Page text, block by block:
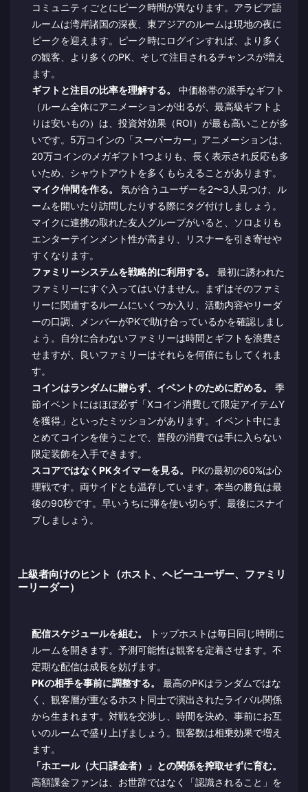
コミュニティごとにピーク時間が異なります。アラビア語
ルームは湾岸諸国の深夜、東アジアのルームは現地の夜に
ピークを迎えます。ピーク時にログインすれば、より多く
の観客、より多くのPK、そして注目されるチャンスが増え
ます。
ギフトと注目の比率を理解する。
中価格帯の派手なギフト
（ルーム全体にアニメーションが出るが、最高級ギフトよ
りは安いもの）は、投資対効果（ROI）が最も高いことが多
いです。5万コインの「スーパーカー」アニメーションは、
20万コインのメガギフト1つよりも、長く表示され反応も多
いため、シャウトアウトを多くもらえることがあります。
マイク仲間を作る。
気が合うユーザーを2〜3人見つけ、ル
ームを開いたり訪問したりする際にタグ付けしましょう。
マイクに連携の取れた友人グループがいると、ソロよりも
エンターテインメント性が高まり、リスナーを引き寄せや
すくなります。
ファミリーシステムを戦略的に利用する。
最初に誘われた
ファミリーにすぐ入ってはいけません。まずはそのファミ
リーに関連するルームにいくつか入り、活動内容やリーダ
ーの口調、メンバーがPKで助け合っているかを確認しまし
ょう。自分に合わないファミリーは時間とギフトを浪費さ
せますが、良いファミリーはそれらを何倍にもしてくれま
す。
コインはランダムに贈らず、イベントのために貯める。
季
節イベントにはほぼ必ず「Xコイン消費して限定アイテムY
を獲得」といったミッションがあります。イベント中にま
とめてコインを使うことで、普段の消費では手に入らない
限定装飾を入手できます。
スコアではなくPKタイマーを見る。
PKの最初の60%は心
理戦です。両サイドとも温存しています。本当の勝負は最
後の90秒です。早いうちに弾を使い切らず、最後にスナイ
プしましょう。
上級者向けのヒント（ホスト、ヘビーユーザー、ファミリ
ーリーダー）
配信スケジュールを組む。
トップホストは毎日同じ時間に
ルームを開きます。予測可能性は観客を定着させます。不
定期な配信は成長を妨げます。
PKの相手を事前に調整する。
最高のPKはランダムではな
く、観客層が重なるホスト同士で演出されたライバル関係
から生まれます。対戦を交渉し、時間を決め、事前にお互
いのルームで盛り上げましょう。観客数は相乗効果で増え
ます。
「ホエール（大口課金者）」との関係を搾取せずに育む。
高額課金ファンは、お世辞ではなく「認識されること」を